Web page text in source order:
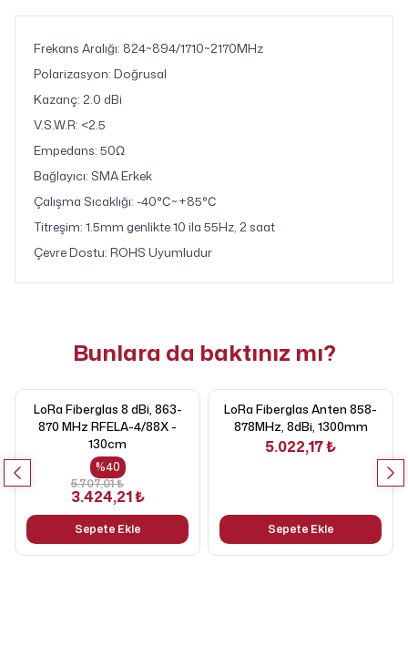
Frekans Aralığı: 824~894/1710~2170MHz
Polarizasyon: Doğrusal
Kazanç: 2.0 dBi
V.S.W.R: <2.5
Empedans: 50Ω
Bağlayıcı: SMA Erkek
Çalışma Sıcaklığı: -40℃~+85℃
Titreşim: 1.5mm genlikte 10 ila 55Hz, 2 saat
Çevre Dostu: ROHS Uyumludur
Bunlara da baktınız mı?
LoRa Fiberglas 8 dBi, 863-
870 MHz RFELA-4/88X -
130cm
%40
5.707,01 ₺
3.424,21 ₺
Sepete Ekle
LoRa Fiberglas Anten 858-
878MHz, 8dBi, 1300mm
5.022,17 ₺
Sepete Ekle